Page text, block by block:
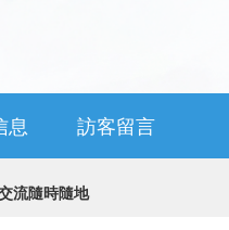
息 訪客留言
流隨時隨地